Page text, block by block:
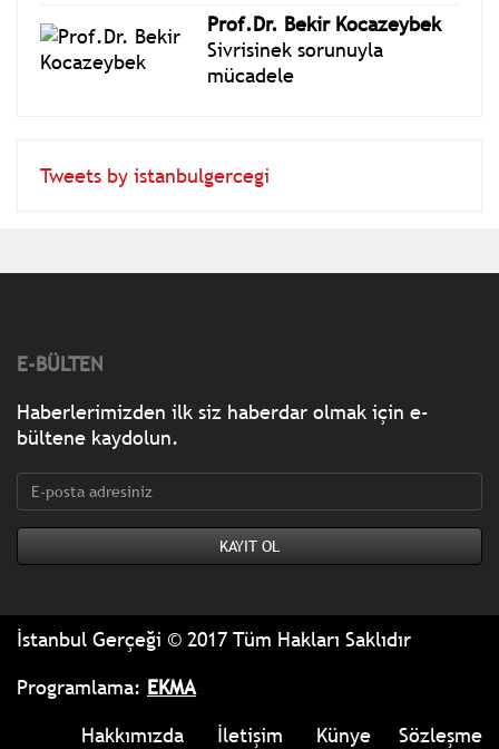
Prof.Dr. Bekir Kocazeybek
Sivrisinek sorunuyla
mücadele
Tweets by istanbulgercegi
E-BÜLTEN
Haberlerimizden ilk siz haberdar olmak için e-
bültene kaydolun.
İstanbul Gerçeği © 2017 Tüm Hakları Saklıdır
Programlama: EKMA
Hakkımızda
İletişim Künye
Sözleşme